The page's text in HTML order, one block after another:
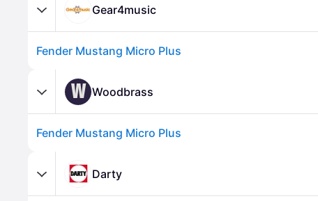
Gear4music
Fender Mustang Micro Plus
W Woodbrass
Fender Mustang Micro Plus
Darty